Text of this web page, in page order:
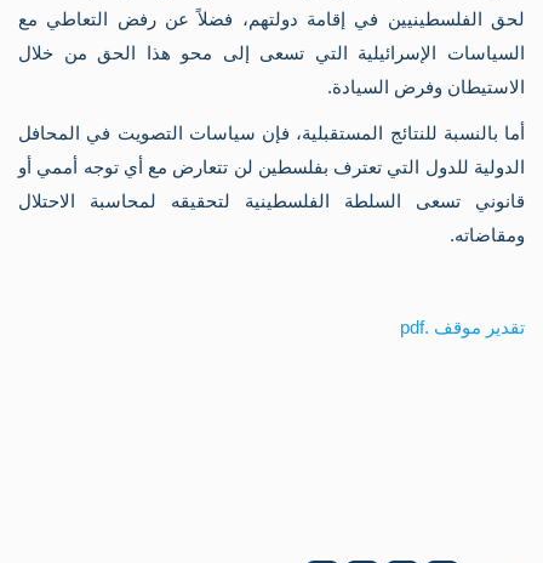
لحق الفلسطينيين في إقامة دولتهم، فضلاً عن رفض التعاطي مع
السياسات الإسرائيلية التي تسعى إلى محو هذا الحق من خلال
الاستيطان وفرض السيادة.
أما بالنسبة للنتائج المستقبلية، فإن سياسات التصويت في المحافل
الدولية للدول التي تعترف بفلسطين لن تتعارض مع أي توجه أممي أو
قانوني تسعى السلطة الفلسطينية لتحقيقه لمحاسبة الاحتلال
ومقاضاته.
تقدير موقف .pdf